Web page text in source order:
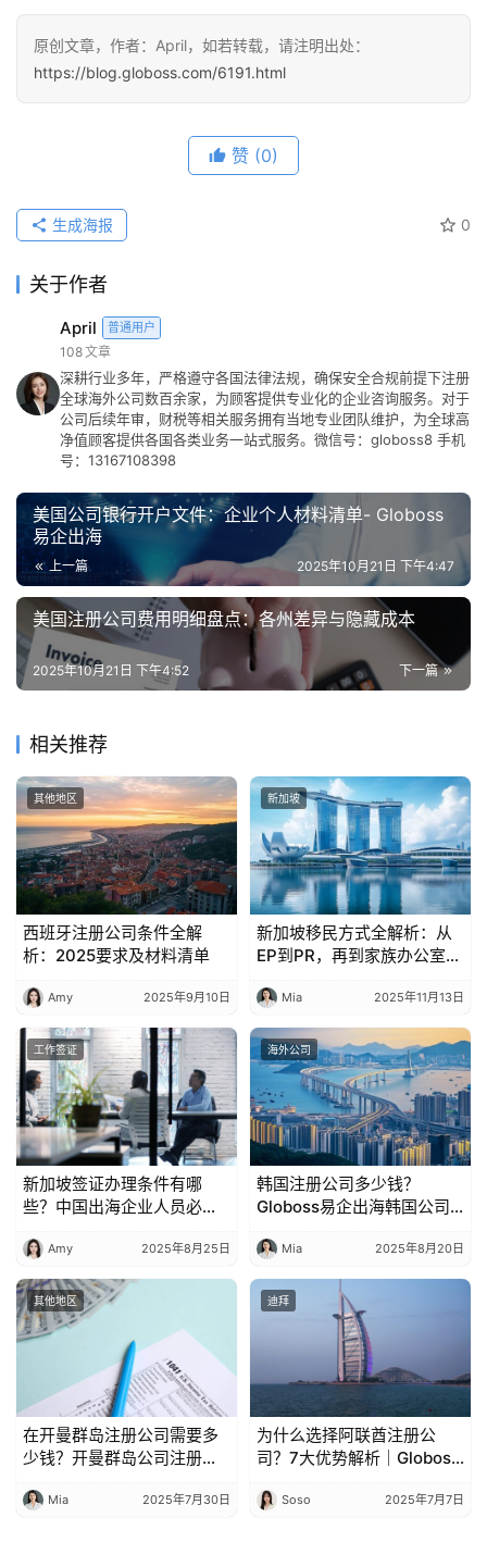
原创文章，作者：April，如若转载，请注明出处：
https://blog.globoss.com/6191.html
赞 (0)
0
生成海报
关于作者
April 普通用户
108文章
深耕行业多年，严格遵守各国法律法规，确保安全合规前提下注册
全球海外公司数百余家，为顾客提供专业化的企业咨询服务。对于
公司后续年审，财税等相关服务拥有当地专业团队维护，为全球高
净值顾客提供各国各类业务一站式服务。微信号：globoss8 手机
号：13167108398
美国公司银行开户文件：企业个人材料清单- Globoss
易企出海
上一篇 2025年10月21日 下午4:47
美国注册公司费用明细盘点：各州差异与隐藏成本
下一篇
2025年10月21日 下午4:52
相关推荐
其他地区
西班牙注册公司条件全解
析：2025要求及材料清单
Amy 2025年9月10日
新加坡
新加坡移民方式全解析：从
EP到PR，再到家族办公室，
Mia 2025年11月13日
工作签证
新加坡签证办理条件有哪
些？中国出海企业人员必知
Amy 2025年8月25日
海外公司
韩国注册公司多少钱？
Globoss易企出海韩国公司
Mia 2025年8月20日
其他地区
在开曼群岛注册公司需要多
少钱？开曼群岛公司注册费
Mia 2025年7月30日
迪拜
为什么选择阿联酋注册公
司？7大优势解析｜Globoss
Soso 2025年7月7日